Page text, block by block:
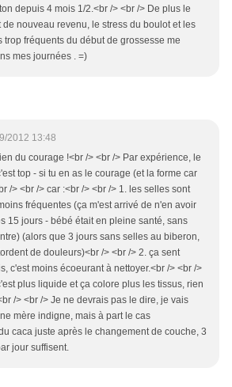
depuis 4 mois 1/2.<br /> <br /> De plus le
de nouveau revenu, le stress du boulot et les
trop fréquents du début de grossesse me
mes journées . =)
2012 13:48
du courage !<br /> <br /> Par expérience, le
top - si tu en as le courage (et la forme car
/> <br /> car :<br /> <br /> 1. les selles sont
fréquentes (ça m'est arrivé de n'en avoir
15 jours - bébé était en pleine santé, sans
(alors que 3 jours sans selles au biberon,
de douleurs)<br /> <br /> 2. ça sent
c'est moins écoeurant à nettoyer.<br /> <br />
plus liquide et ça colore plus les tissus, rien
/> <br /> Je ne devrais pas le dire, je vais
mère indigne, mais à part le cas
caca juste après le changement de couche, 3
jour suffisent.